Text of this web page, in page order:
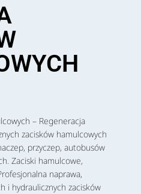
– Regeneracja
zacisków hamulcowych
przyczep, autobusów
Zaciski hamulcowe,
naprawa,
i hydraulicznych zacisków